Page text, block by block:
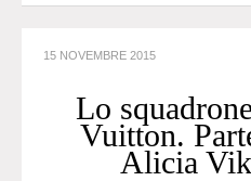
15 NOVEMBRE 2015
Lo
Vuitton.
Alicia